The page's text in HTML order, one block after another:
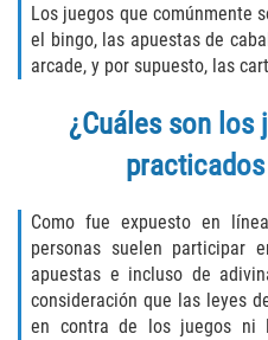
La Ley de
Delitos por
puede ser
Libertad
Petición
Los juegos que comúnmente
el bingo, las apuestas de
arcade, y por supuesto, las
¿Cuáles son los
Como fue expuesto en
personas suelen participar
apuestas e incluso de
consideración que las leyes
en contra de los juegos ni